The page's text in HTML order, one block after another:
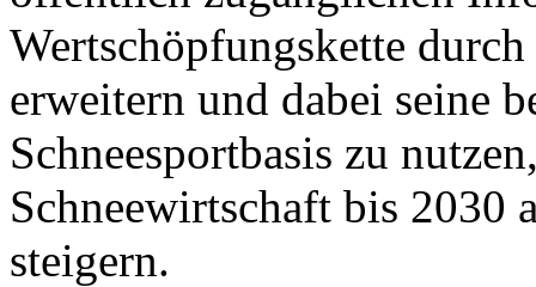
Wertschöpfungskette
erweitern und dabei seine
Schneesportbasis zu
Schneewirtschaft bis 2030
steigern.